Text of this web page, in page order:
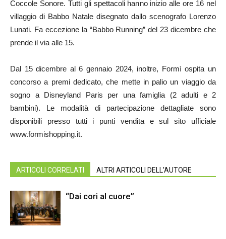
Coccole Sonore. Tutti gli spettacoli hanno inizio alle ore 16 nel
villaggio di Babbo Natale disegnato dallo scenografo Lorenzo
Lunati. Fa eccezione la “Babbo Running” del 23 dicembre che
prende il via alle 15.
Dal 15 dicembre al 6 gennaio 2024, inoltre, Formì ospita un
concorso a premi dedicato, che mette in palio un viaggio da
sogno a Disneyland Paris per una famiglia (2 adulti e 2
bambini). Le modalità di partecipazione dettagliate sono
disponibili presso tutti i punti vendita e sul sito ufficiale
www.formishopping.it.
ARTICOLI CORRELATI ALTRI ARTICOLI DELL'AUTORE
“Dai cori al cuore”